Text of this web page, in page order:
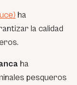
ha
la calidad
ha
pesqueros